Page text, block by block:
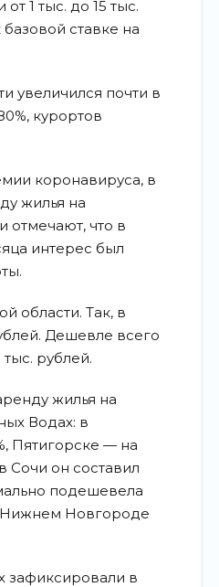
1 тыс. до 15 тыс.
ставке на
увеличился почти в
курортов
коронавируса, в
жилья на
отмечают, что в
интерес был
области. Так, в
Дешевле всего
рублей.
жилья на
Водах: в
Пятигорске — на
Сочи он составил
подешевела
Нижнем Новгороде
зафиксировали в